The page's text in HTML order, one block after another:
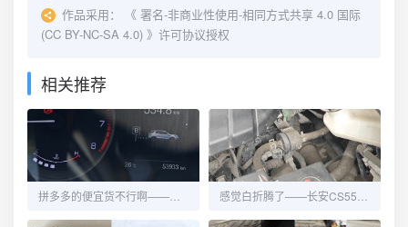
作品采用：
《 署名-非商业性使用-相同方式共享 4.0 国际
(CC BY-NC-SA 4.0) 》许可协议授权
相关推荐